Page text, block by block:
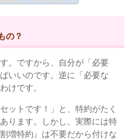
の？
。ですから、自分が「必要
いいのです。逆に「必要な
けです。
ットです！」と、特約がたく
ります。しかし、実際には特
増特約』は不要だから付けな